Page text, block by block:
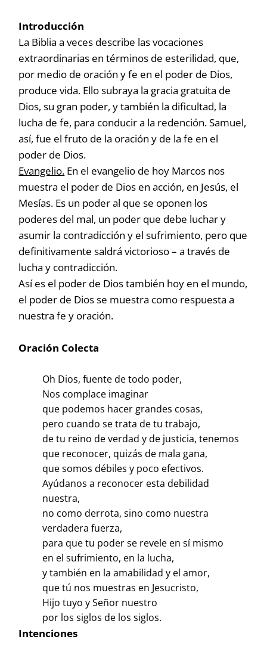
Introducción
La Biblia a veces describe las vocaciones
extraordinarias en términos de esterilidad, que,
por medio de oración y fe en el poder de Dios,
produce vida. Ello subraya la gracia gratuita de
Dios, su gran poder, y también la dificultad, la
lucha de fe, para conducir a la redención. Samuel,
así, fue el fruto de la oración y de la fe en el
poder de Dios.
Evangelio. En el evangelio de hoy Marcos nos
muestra el poder de Dios en acción, en Jesús, el
Mesías. Es un poder al que se oponen los
poderes del mal, un poder que debe luchar y
asumir la contradicción y el sufrimiento, pero que
definitivamente saldrá victorioso – a través de
lucha y contradicción.
Así es el poder de Dios también hoy en el mundo,
el poder de Dios se muestra como respuesta a
nuestra fe y oración.
Oración Colecta
Oh Dios, fuente de todo poder,
Nos complace imaginar
que podemos hacer grandes cosas,
pero cuando se trata de tu trabajo,
de tu reino de verdad y de justicia, tenemos
que reconocer, quizás de mala gana,
que somos débiles y poco efectivos.
Ayúdanos a reconocer esta debilidad
nuestra,
no como derrota, sino como nuestra
verdadera fuerza,
para que tu poder se revele en sí mismo
en el sufrimiento, en la lucha,
y también en la amabilidad y el amor,
que tú nos muestras en Jesucristo,
Hijo tuyo y Señor nuestro
por los siglos de los siglos.
Intenciones